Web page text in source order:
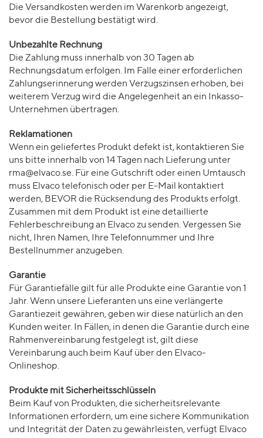
Die Versandkosten werden im Warenkorb angezeigt,
bevor die Bestellung bestätigt wird.
Unbezahlte Rechnung
Die Zahlung muss innerhalb von 30 Tagen ab
Rechnungsdatum erfolgen. Im Falle einer erforderlichen
Zahlungserinnerung werden Verzugszinsen erhoben, bei
weiterem Verzug wird die Angelegenheit an ein Inkasso-
Unternehmen übertragen.
Reklamationen
Wenn ein geliefertes Produkt defekt ist, kontaktieren Sie
uns bitte innerhalb von 14 Tagen nach Lieferung unter
rma@elvaco.se. Für eine Gutschrift oder einen Umtausch
muss Elvaco telefonisch oder per E-Mail kontaktiert
werden, BEVOR die Rücksendung des Produkts erfolgt.
Zusammen mit dem Produkt ist eine detaillierte
Fehlerbeschreibung an Elvaco zu senden. Vergessen Sie
nicht, Ihren Namen, Ihre Telefonnummer und Ihre
Bestellnummer anzugeben.
Garantie
Für Garantiefälle gilt für alle Produkte eine Garantie von 1
Jahr. Wenn unsere Lieferanten uns eine verlängerte
Garantiezeit gewähren, geben wir diese natürlich an den
Kunden weiter. In Fällen, in denen die Garantie durch eine
Rahmenvereinbarung festgelegt ist, gilt diese
Vereinbarung auch beim Kauf über den Elvaco-
Onlineshop.
Produkte mit Sicherheitsschlüsseln
Beim Kauf von Produkten, die sicherheitsrelevante
Informationen erfordern, um eine sichere Kommunikation
und Integrität der Daten zu gewährleisten, verfügt Elvaco